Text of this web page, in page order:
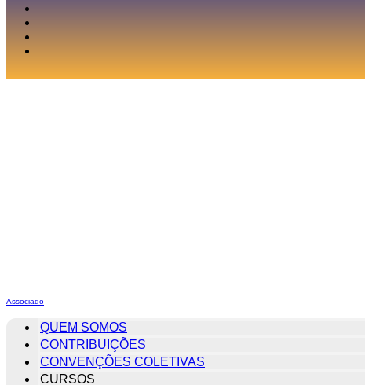
Associado
QUEM SOMOS
CONTRIBUIÇÕES
CONVENÇÕES COLETIVAS
CURSOS